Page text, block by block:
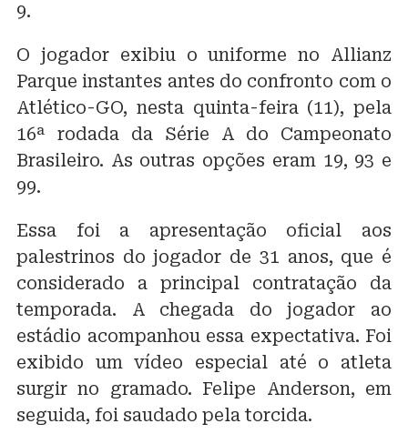
9.
O jogador exibiu o uniforme no Allianz
Parque instantes antes do confronto com o
Atlético-GO, nesta quinta-feira (11), pela
16ª rodada da Série A do Campeonato
Brasileiro. As outras opções eram 19, 93 e
99.
Essa foi a apresentação oficial aos
palestrinos do jogador de 31 anos, que é
considerado a principal contratação da
temporada. A chegada do jogador ao
estádio acompanhou essa expectativa. Foi
exibido um vídeo especial até o atleta
surgir no gramado. Felipe Anderson, em
seguida, foi saudado pela torcida.